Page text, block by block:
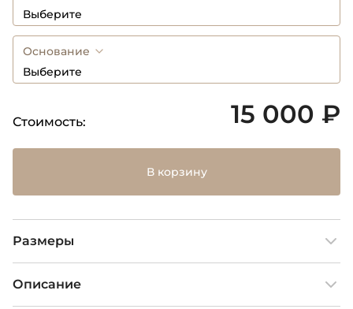
Выберите
Основание
Выберите
Стоимость: 15 000 ₽
В корзину
Размеры
Описание